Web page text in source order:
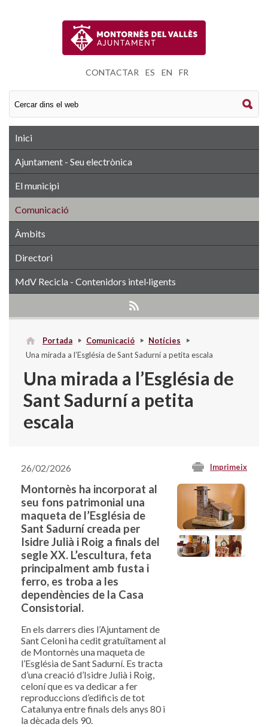
CONTACTAR ES EN FR
Inici
Ajuntament - Seu electrònica
El municipi
Comunicació
Àmbits
Directori
MdV Recicla - Contenidors intel·ligents
Portada Comunicació
Notícies
Una mirada a l’Església de Sant Sadurní a petita escala
Una mirada a l’Església de
Sant Sadurní a petita
escala
Imprimeix
26/02/2026
Montornès ha incorporat al
seu fons patrimonial una
maqueta de l’Església de
Sant Sadurní creada per
Isidre Julià i Roig a finals del
segle XX. L’escultura, feta
principalment amb fusta i
ferro, es troba a les
dependències de la Casa
Consistorial.
En els darrers dies l’Ajuntament de
Sant Celoni ha cedit gratuïtament al
de Montornès una maqueta de
l’Església de Sant Sadurní. Es tracta
d’una creació d’Isidre Julià i Roig,
celoní que es va dedicar a fer
reproduccions d’edificis de tot
Catalunya entre finals dels anys 80 i
la dècada dels 90.